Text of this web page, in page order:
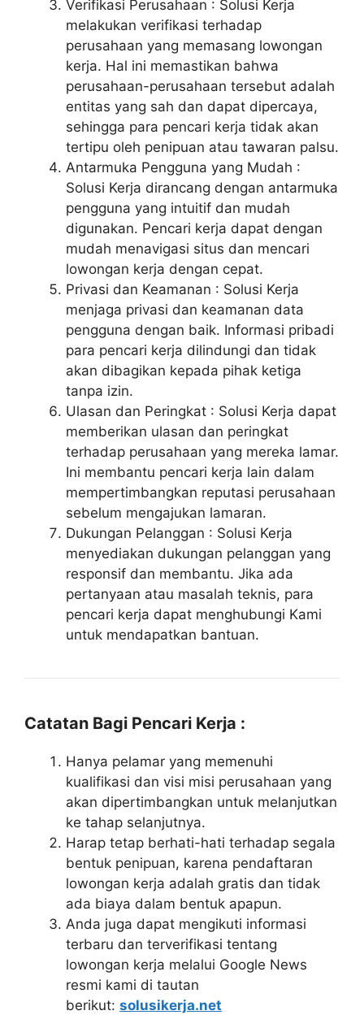
Verifikasi Perusahaan : Solusi Kerja
melakukan verifikasi terhadap
perusahaan yang memasang lowongan
kerja. Hal ini memastikan bahwa
perusahaan-perusahaan tersebut adalah
entitas yang sah dan dapat dipercaya,
sehingga para pencari kerja tidak akan
tertipu oleh penipuan atau tawaran palsu.
Antarmuka Pengguna yang Mudah :
Solusi Kerja dirancang dengan antarmuka
pengguna yang intuitif dan mudah
digunakan. Pencari kerja dapat dengan
mudah menavigasi situs dan mencari
lowongan kerja dengan cepat.
Privasi dan Keamanan : Solusi Kerja
menjaga privasi dan keamanan data
pengguna dengan baik. Informasi pribadi
para pencari kerja dilindungi dan tidak
akan dibagikan kepada pihak ketiga
tanpa izin.
Ulasan dan Peringkat : Solusi Kerja dapat
memberikan ulasan dan peringkat
terhadap perusahaan yang mereka lamar.
Ini membantu pencari kerja lain dalam
mempertimbangkan reputasi perusahaan
sebelum mengajukan lamaran.
Dukungan Pelanggan : Solusi Kerja
menyediakan dukungan pelanggan yang
responsif dan membantu. Jika ada
pertanyaan atau masalah teknis, para
pencari kerja dapat menghubungi Kami
untuk mendapatkan bantuan.
Catatan Bagi Pencari Kerja :
Hanya pelamar yang memenuhi
kualifikasi dan visi misi perusahaan yang
akan dipertimbangkan untuk melanjutkan
ke tahap selanjutnya.
Harap tetap berhati-hati terhadap segala
bentuk penipuan, karena pendaftaran
lowongan kerja adalah gratis dan tidak
ada biaya dalam bentuk apapun.
Anda juga dapat mengikuti informasi
terbaru dan terverifikasi tentang
lowongan kerja melalui Google News
resmi kami di tautan
berikut: solusikerja.net